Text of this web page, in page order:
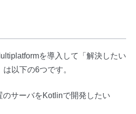
を導入して「解決したい
以下の6つです。
のサーバをKotlinで開発したい